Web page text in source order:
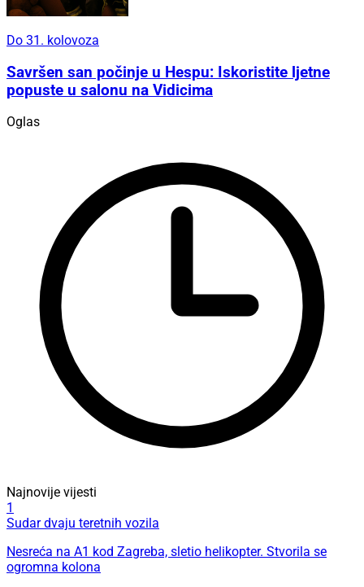
Do 31. kolovoza
Savršen san počinje u Hespu: Iskoristite ljetne
popuste u salonu na Vidicima
Oglas
Najnovije vijesti
1
Sudar dvaju teretnih vozila
Nesreća na A1 kod Zagreba, sletio helikopter. Stvorila se
ogromna kolona